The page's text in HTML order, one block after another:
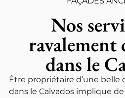
Nos
ravalement
dans le
Être propriétaire d’une belle
dans le Calvados implique